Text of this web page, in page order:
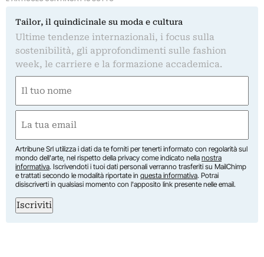
Tailor, il quindicinale su moda e cultura
Ultime tendenze internazionali, i focus sulla
sostenibilità, gli approfondimenti sulle fashion
week, le carriere e la formazione accademica.
(Required)
First
(Required)
Artribune Srl utilizza i dati da te forniti per tenerti informato con regolarità sul
mondo dell'arte, nel rispetto della privacy come indicato nella nostra
informativa. Iscrivendoti i tuoi dati personali verranno trasferiti su MailChimp
e trattati secondo le modalità riportate in questa informativa. Potrai
disiscriverti in qualsiasi momento con l'apposito link presente nelle email.
Iscriviti